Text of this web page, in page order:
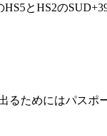
HS5とHS2の
るためにはパスポ